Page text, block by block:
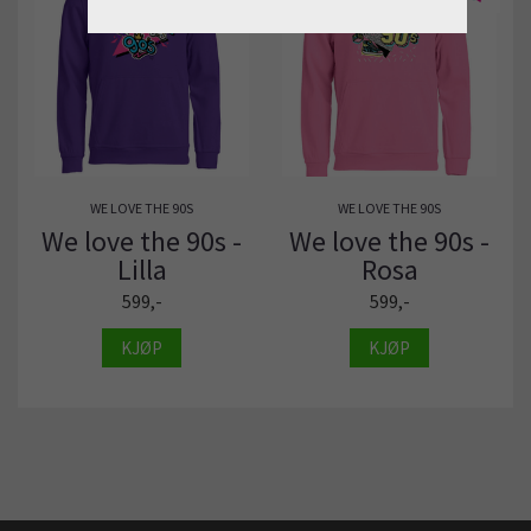
WE LOVE THE 90S
We love the 90s -
Lilla
599,-
KJØP
WE LOVE THE 90S
We love the 90s -
Rosa
599,-
KJØP